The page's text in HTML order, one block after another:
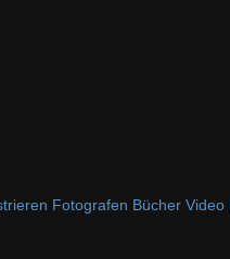
Fotografen Bücher Video